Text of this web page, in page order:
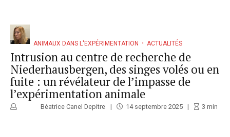
ANIMAUX DANS L'EXPÉRIMENTATION ACTUALITÉS
Intrusion au centre de recherche de
Niederhausbergen, des singes volés ou en
fuite : un révélateur de l’impasse de
l’expérimentation animale
Béatrice Canel Depitre 14 septembre 2025 3 min